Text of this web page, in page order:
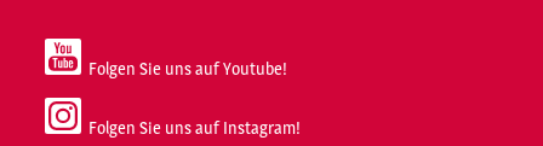
Folgen Sie uns auf Youtube!
Folgen Sie uns auf Instagram!